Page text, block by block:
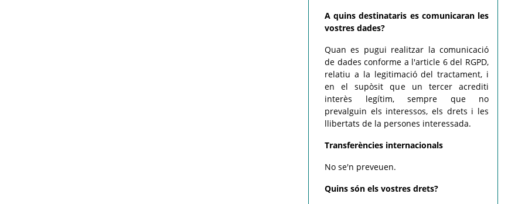
A quins destinataris es comunicaran les
vostres dades?
Quan es pugui realitzar la comunicació
de dades conforme a l'article 6 del RGPD,
relatiu a la legitimació del tractament, i
en el supòsit que un tercer acrediti
interès legítim, sempre que no
prevalguin els interessos, els drets i les
llibertats de la persones interessada.
Transferències internacionals
No se'n preveuen.
Quins són els vostres drets?